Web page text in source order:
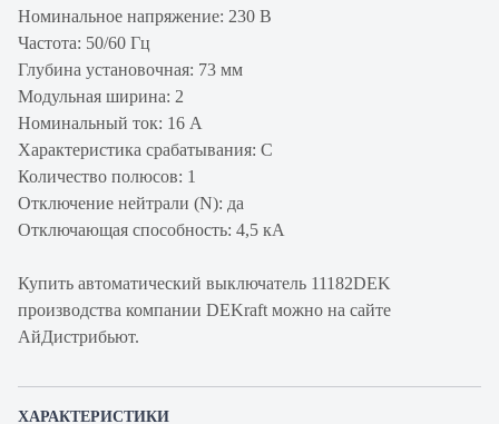
Номинальное напряжение: 230 В
Частота: 50/60 Гц
Глубина установочная: 73 мм
Модульная ширина: 2
Номинальный ток: 16 А
Характеристика срабатывания: C
Количество полюсов: 1
Отключение нейтрали (N): да
Отключающая способность: 4,5 кА
Купить автоматический выключатель 11182DEK
производства компании DEKraft можно на сайте
АйДистрибьют.
ХАРАКТЕРИСТИКИ